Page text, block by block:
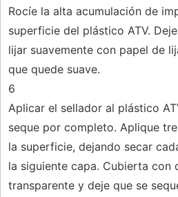
Rocíe la alta acumulación de
superficie del plástico ATV.
lijar suavemente con papel de
que quede suave.
6
Aplicar el sellador al plástico
seque por completo. Aplique
la superficie, dejando secar
la siguiente capa. Cubierta con
transparente y deje que se